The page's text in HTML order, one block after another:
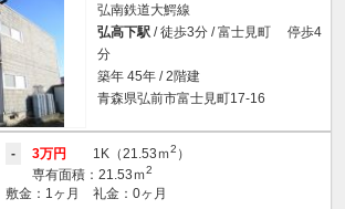
弘南鉄道大鰐線
弘高下駅 / 徒歩3分 / 富士見町 停歩4
分
築年 45年 / 2階建
青森県弘前市富士見町17-16
- 3万円 1K（21.53ｍ2 ）
専有面積：21.53ｍ2
敷金：1ヶ月 礼金：0ヶ月